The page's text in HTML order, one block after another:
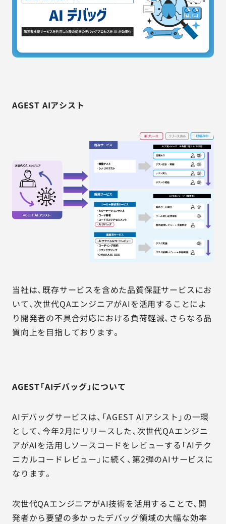
AGEST AIアシスト
当社は、既存サービスを含めた品質保証サービスにお
いて、次世代QAエンジニアがAIを活用することによ
り開発者の不具合対応における負荷軽減、さらなる品
質向上を目指しております。
AGEST「AIデバッグ」について
AIデバッグサービスは、「AGEST AIアシスト」の一環
として、今年2月にリリースした、次世代QAエンジニ
アがAIを活用しソースコードをレビューする「AIテク
ニカルコードレビュー」に続く、第2弾のAIサービスに
なります。
次世代QAエンジニアがAI技術を活用することで、開
発者から要望の多かったデバッグ領域の大幅な効率